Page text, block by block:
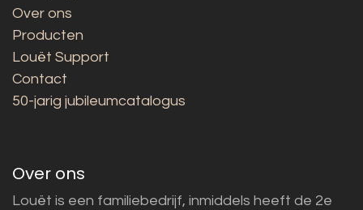
Over ons
Producten
Louët Support
Contact
50-jarig jubileumcatalogus
Over ons
Louët is een familiebedrijf, inmiddels heeft de 2e